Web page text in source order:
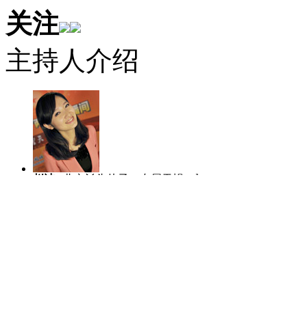
深圳规定行人闯红灯最高罚
【配音】深圳将从今年5月23
罚”，最高100元的罚款额目前
可能被拘留，行人闯红灯将被
被记录进全国车驾管业务系统
就麻烦了。
关注
主持人介绍
赵洁
北京丫头片子，专属天蝎，爱哭